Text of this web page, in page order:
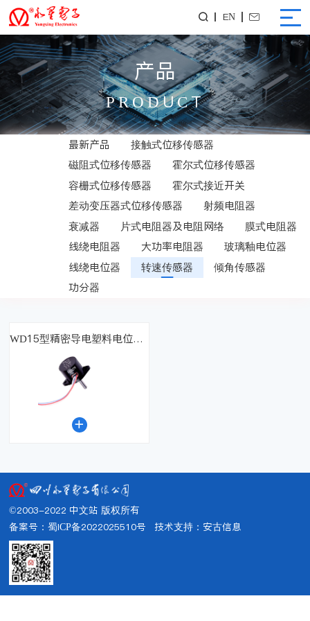
 EN 
产品
PRODUCT
最新产品
接触式位移传感器
磁阻式位移传感器
霍尔式位移传感器
容栅式位移传感器
霍尔式接近开关
差动变压器式位移传感器
射频电阻器
衰减器
片式电阻器及电阻网络
膜式电阻器
线绕电阻器
大功率电阻器
玻璃釉电位器
线绕电位器
转速传感器
倾角传感器
功分器
WD15型精密导电塑料电位器（宇高）

©2003-2022 中文站 版权所有
备案号：蜀ICP备2022025510号 技术支持： 安古信息